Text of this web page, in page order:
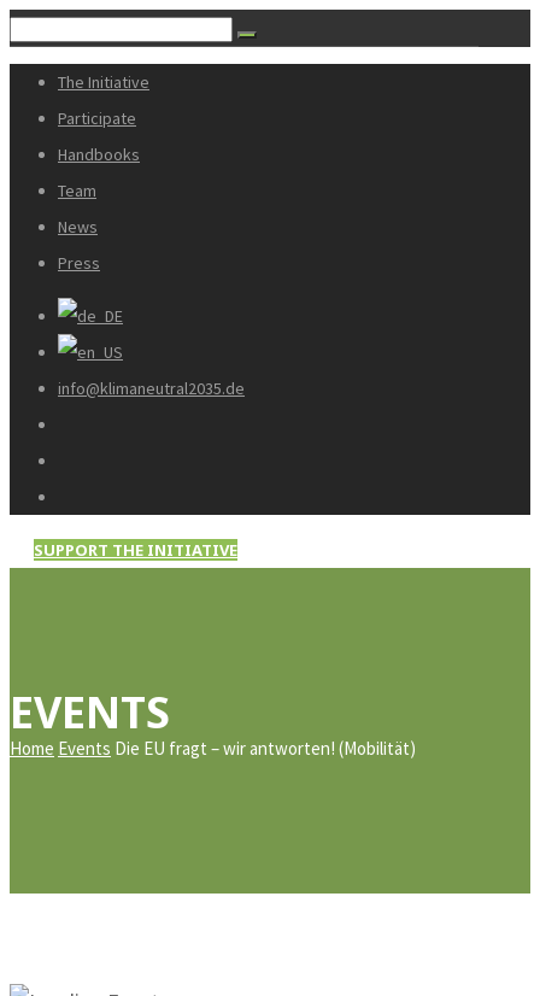
The Initiative
Participate
Handbooks
Team
News
Press
info@klimaneutral2035.de
SUPPORT THE INITIATIVE
EVENTS
Home Events Die EU fragt – wir antworten! (Mobilität)